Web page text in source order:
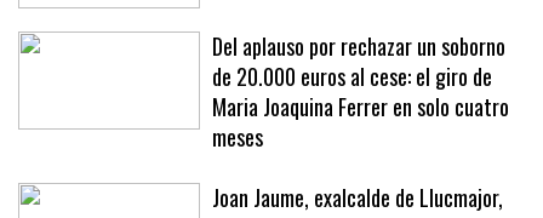
Del aplauso por rechazar un soborno
de 20.000 euros al cese: el giro de
Maria Joaquina Ferrer en solo cuatro
meses
Joan Jaume, exalcalde de Llucmajor,